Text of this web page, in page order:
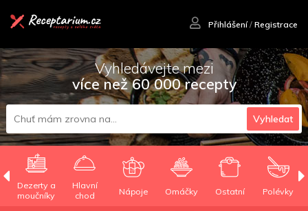
Přihlášení/ Registrace
Vyhledávejte mezi
více než 60 000 recepty
Vyhledat
Dezerty a
moučníky
Hlavní
chod
Nápoje Omáčky Ostatní Polévky